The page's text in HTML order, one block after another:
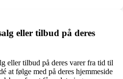
eller tilbud på deres
eller tilbud på deres varer fra tid til
at følge med på deres hjemmeside